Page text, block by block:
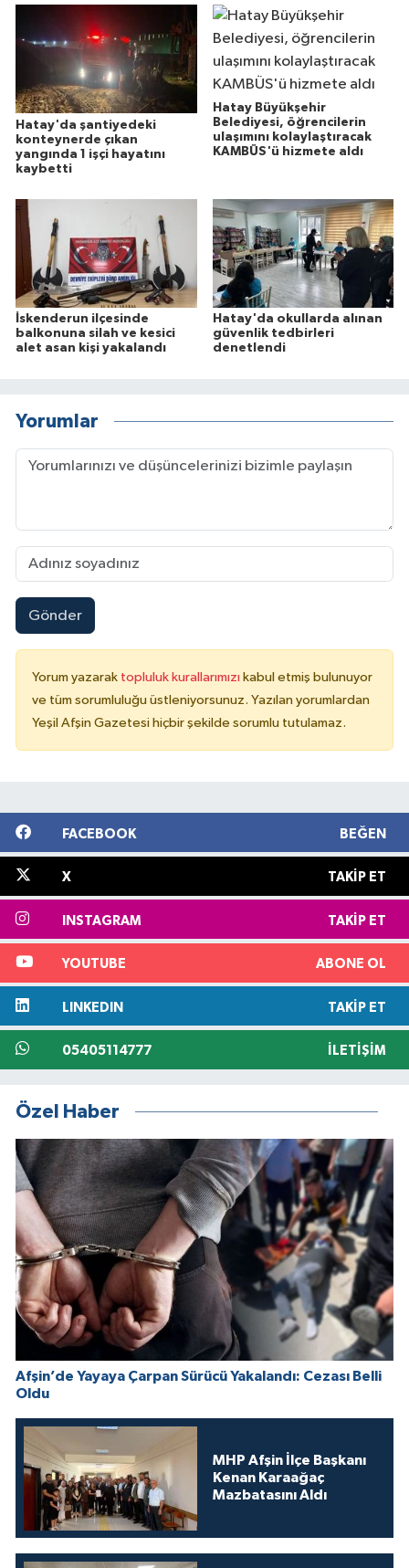
Hatay'da şantiyedeki
konteynerde çıkan
yangında 1 işçi hayatını
kaybetti
Hatay Büyükşehir
Belediyesi, öğrencilerin
ulaşımını kolaylaştıracak
KAMBÜS'ü hizmete aldı
İskenderun ilçesinde
balkonuna silah ve kesici
alet asan kişi yakalandı
Hatay'da okullarda alınan
güvenlik tedbirleri
denetlendi
Yorumlar
Gönder
Yorum yazarak topluluk kurallarımızı kabul etmiş bulunuyor
ve tüm sorumluluğu üstleniyorsunuz. Yazılan yorumlardan
Yeşil Afşin Gazetesi hiçbir şekilde sorumlu tutulamaz.
FACEBOOK BEĞEN
X TAKIP ET
INSTAGRAM TAKIP ET
YOUTUBE ABONE OL
LINKEDIN TAKIP ET
05405114777 İLETIŞIM
Özel Haber
Afşin’de Yayaya Çarpan Sürücü Yakalandı: Cezası Belli
Oldu
MHP Afşin İlçe Başkanı
Kenan Karaağaç
Mazbatasını Aldı